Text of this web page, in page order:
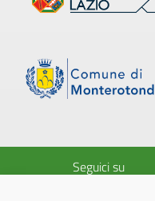
Seguici su